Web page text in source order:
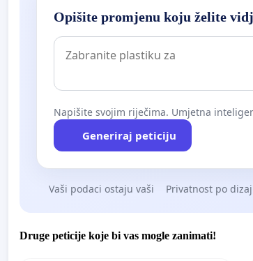
Opišite promjenu koju želite
Napišite svojim riječima. Umjetna
Generiraj peticiju
Vaši podaci ostaju vaši Privatnost po
Druge peticije koje bi vas mogle zanimati!